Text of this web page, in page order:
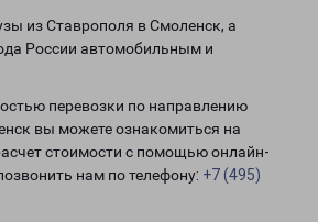
из Ставрополя в Смоленск, а
России автомобильным и
перевозки по направлению
вы можете ознакомиться на
стоимости с помощью онлайн-
нам по телефону: +7 (495)